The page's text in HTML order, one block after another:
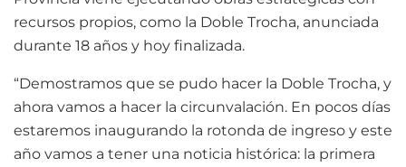
recursos propios, como la Doble Trocha, anunciada
durante 18 años y hoy finalizada.
“Demostramos que se pudo hacer la Doble Trocha, y
ahora vamos a hacer la circunvalación. En pocos días
estaremos inaugurando la rotonda de ingreso y este
año vamos a tener una noticia histórica: la primera